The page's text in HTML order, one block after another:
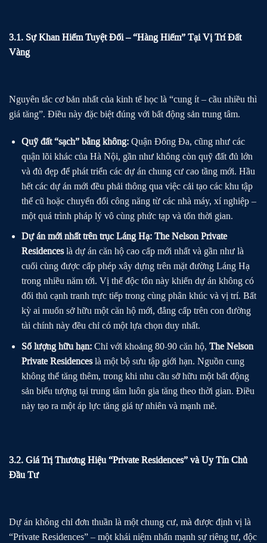
3.1. Sự Khan Hiếm Tuyệt Đối – “Hàng Hiếm” Tại Vị Trí Đất
Vàng
Nguyên tắc cơ bản nhất của kinh tế học là “cung ít – cầu nhiều thì
giá tăng”. Điều này đặc biệt đúng với bất động sản trung tâm.
Quỹ đất “sạch” bằng không:Quận Đống Đa, cũng như các
quận lõi khác của Hà Nội, gần như không còn quỹ đất đủ lớn
và đủ đẹp để phát triển các dự án chung cư cao tầng mới. Hầu
hết các dự án mới đều phải thông qua việc cải tạo các khu tập
thể cũ hoặc chuyển đổi công năng từ các nhà máy, xí nghiệp –
một quá trình pháp lý vô cùng phức tạp và tốn thời gian.
Dự án mới nhất trên trục Láng Hạ: The Nelson Private
Residenceslà dự án căn hộ cao cấp mới nhất và gần như là
cuối cùng được cấp phép xây dựng trên mặt đường Láng Hạ
trong nhiều năm tới. Vị thế độc tôn này khiến dự án không có
đối thủ cạnh tranh trực tiếp trong cùng phân khúc và vị trí. Bất
kỳ ai muốn sở hữu một căn hộ mới, đẳng cấp trên con đường
tài chính này đều chỉ có một lựa chọn duy nhất.
Số lượng hữu hạn:Chỉ với khoảng 80-90 căn hộ, The Nelson
Private Residenceslà một bộ sưu tập giới hạn. Nguồn cung
không thể tăng thêm, trong khi nhu cầu sở hữu một bất động
sản biểu tượng tại trung tâm luôn gia tăng theo thời gian. Điều
này tạo ra một áp lực tăng giá tự nhiên và mạnh mẽ.
3.2. Giá Trị Thương Hiệu “Private Residences” và Uy Tín Chủ
Đầu Tư
Dự án không chỉ đơn thuần là một chung cư, mà được định vị là
“Private Residences” – một khái niệm nhấn mạnh sự riêng tư, độc